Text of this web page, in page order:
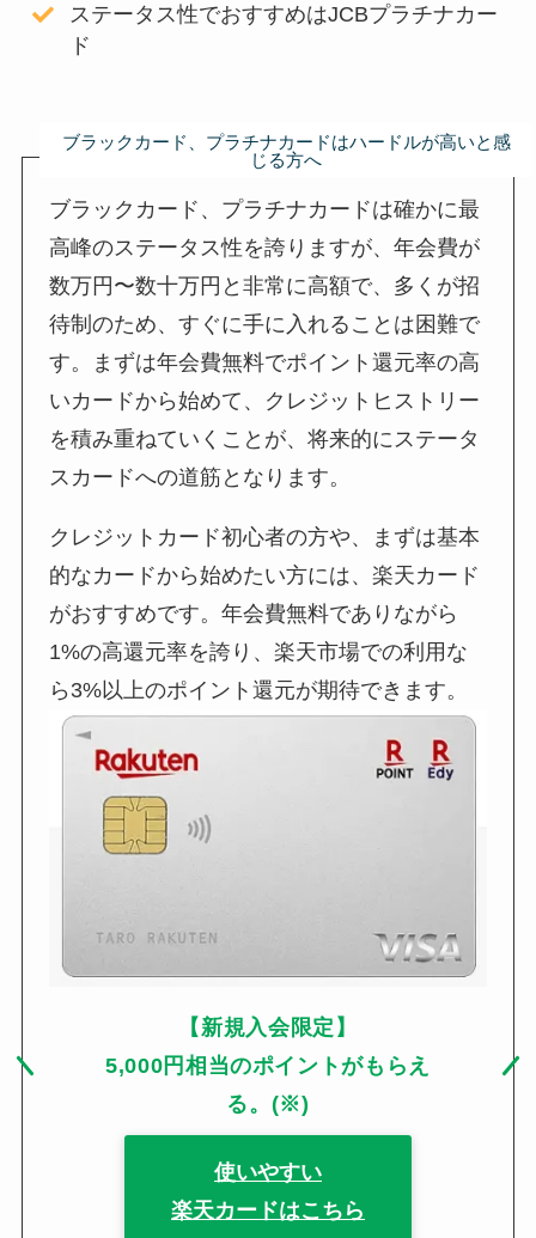
ステータス性でおすすめはJCBプラチナカー
ド
ブラックカード、プラチナカードはハードルが高いと感
じる方へ
ブラックカード、プラチナカードは確かに最
高峰のステータス性を誇りますが、年会費が
数万円〜数十万円と非常に高額で、多くが招
待制のため、すぐに手に入れることは困難で
す。まずは年会費無料でポイント還元率の高
いカードから始めて、クレジットヒストリー
を積み重ねていく ことが、将来的にステータ
スカードへの道筋となります。
クレジットカード初心者の方や、まずは基本
的なカードから始めたい方には、楽天カード
がおすすめです。年会費無料でありながら
1%の高還元率を誇り、楽天市場での利用な
ら3%以上のポイント還元が期待できます。
【新規入会限定】
5,000円相当のポイントがもらえ
る。(※)
使いやすい
楽天カードはこちら